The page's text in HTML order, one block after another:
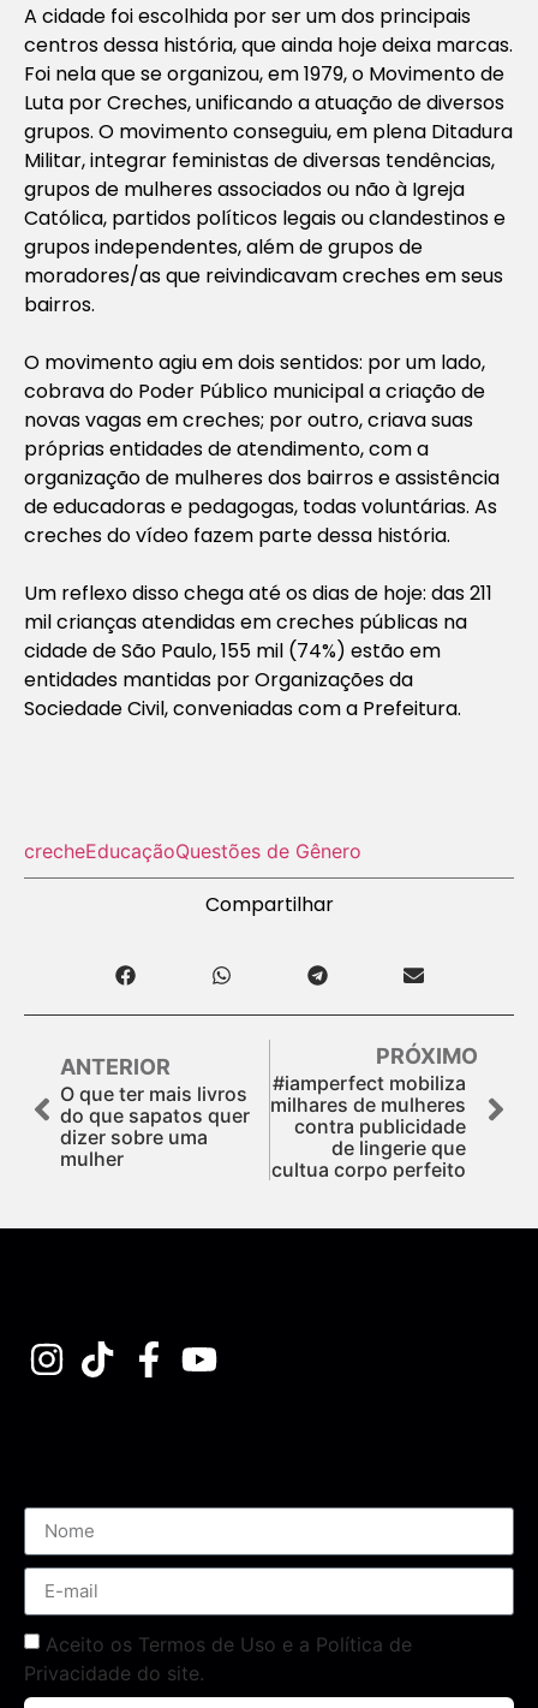
A cidade foi escolhida por ser um dos principais
centros dessa história, que ainda hoje deixa marcas.
Foi nela que se organizou, em 1979, o Movimento de
Luta por Creches, unificando a atuação de diversos
grupos. O movimento conseguiu, em plena Ditadura
Militar, integrar feministas de diversas tendências,
grupos de mulheres associados ou não à Igreja
Católica, partidos políticos legais ou clandestinos e
grupos independentes, além de grupos de
moradores/as que reivindicavam creches em seus
bairros.
O movimento agiu em dois sentidos: por um lado,
cobrava do Poder Público municipal a criação de
novas vagas em creches; por outro, criava suas
próprias entidades de atendimento, com a
organização de mulheres dos bairros e assistência
de educadoras e pedagogas, todas voluntárias. As
creches do vídeo fazem parte dessa história.
Um reflexo disso chega até os dias de hoje: das 211
mil crianças atendidas em creches públicas na
cidade de São Paulo, 155 mil (74%) estão em
entidades mantidas por Organizações da
Sociedade Civil, conveniadas com a Prefeitura.
crecheEducaçãoQuestões de Gênero
Compartilhar
ANTERIOR
O que ter mais livros
do que sapatos quer
dizer sobre uma
mulher
PRÓXIMO
#iamperfect mobiliza
milhares de mulheres
contra publicidade
de lingerie que
cultua corpo perfeito
Aceito os Termos de Uso e a Política de
Privacidade do site.